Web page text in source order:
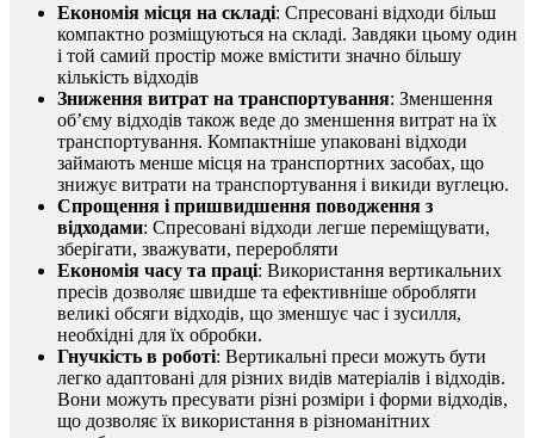
Економія місця на складі: Спресовані відходи більш
компактно розміщуються на складі. Завдяки цьому один
і той самий простір може вмістити значно більшу
кількість відходів
Зниження витрат на транспортування: Зменшення
об’єму відходів також веде до зменшення витрат на їх
транспортування. Компактніше упаковані відходи
займають менше місця на транспортних засобах, що
знижує витрати на транспортування і викиди вуглецю.
Спрощення і пришвидшення поводження з
відходами: Спресовані відходи легше переміщувати,
зберігати, зважувати, переробляти
Економія часу та праці: Використання вертикальних
пресів дозволяє швидше та ефективніше обробляти
великі обсяги відходів, що зменшує час і зусилля,
необхідні для їх обробки.
Гнучкість в роботі: Вертикальні преси можуть бути
легко адаптовані для різних видів матеріалів і відходів.
Вони можуть пресувати різні розміри і форми відходів,
що дозволяє їх використання в різноманітних